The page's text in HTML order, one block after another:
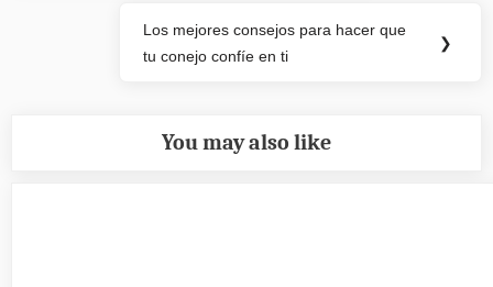
Next
Post:
Los mejores consejos para hacer que
tu conejo confíe en ti
❯
You may also like